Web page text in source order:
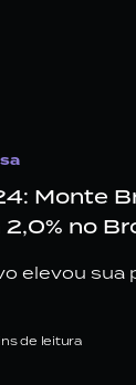
Monte
2,0% no
elevou sua
de leitura